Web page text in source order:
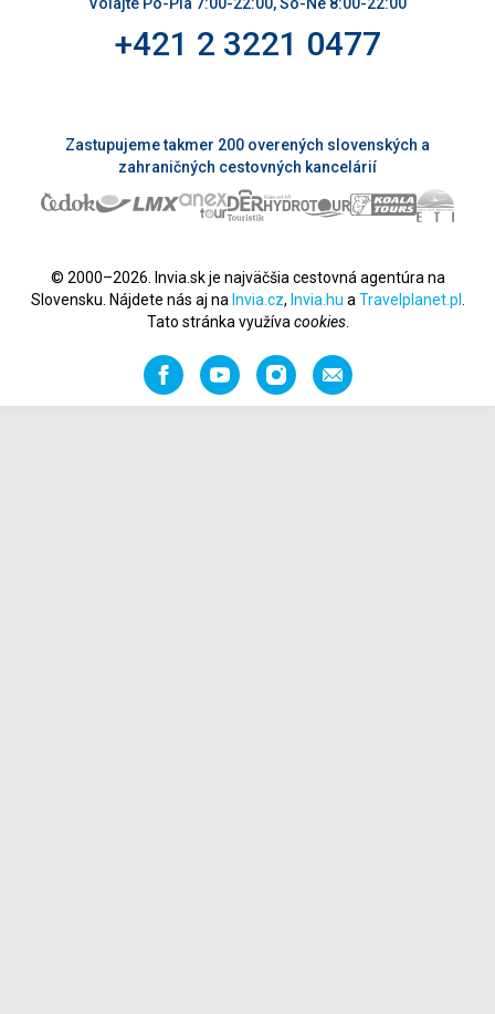
+421 2 3221 0477
Zastupujeme takmer 200 overených slovenských a
zahraničných cestovných kancelárií
© 2000–2026. Invia.sk je najväčšia cestovná agentúra na
Slovensku. Nájdete nás aj na Invia.cz, Invia.hu a Travelplanet.pl
Tato stránka využíva cookies.
FacebookYouTubeInstagramOdporučiť